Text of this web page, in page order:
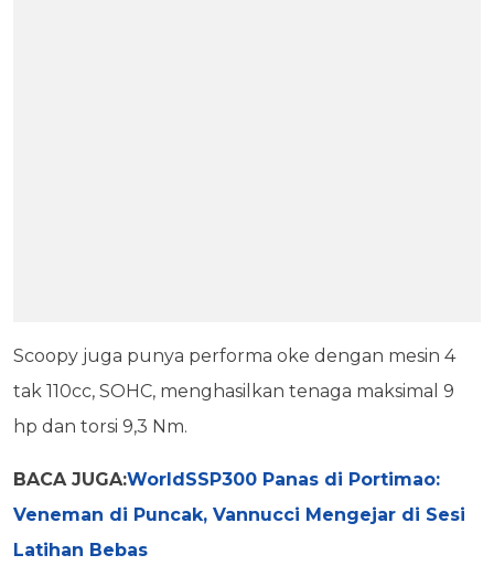
Scoopy juga punya performa oke dengan mesin 4
tak 110cc, SOHC, menghasilkan tenaga maksimal 9
hp dan torsi 9,3 Nm.
BACA JUGA:WorldSSP300 Panas di Portimao:
Veneman di Puncak, Vannucci Mengejar di Sesi
Latihan Bebas